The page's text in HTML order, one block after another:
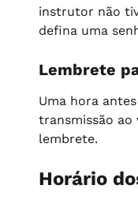
instrutor não
defina uma
Lembrete
Uma hora
transmissão
lembrete.
Horário